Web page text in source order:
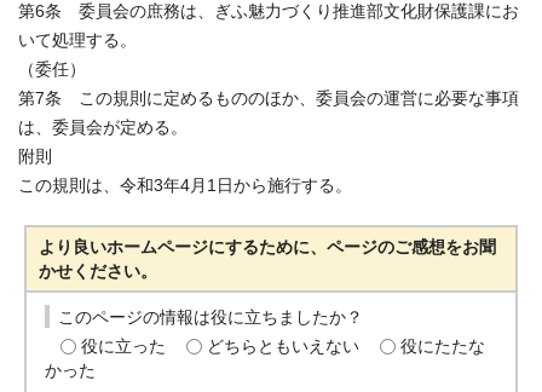
第6条 委員会の庶務は、ぎふ魅力づくり推進部文化財保護課にお
いて処理する。
（委任）
第7条 この規則に定めるもののほか、委員会の運営に必要な事項
は、委員会が定める。
附則
この規則は、令和3年4月1日から施行する。
より良いホームページにするために、ページのご感想をお聞
かせください。
このページの情報は役に立ちましたか？
役に立った
どちらともいえない
役にたたな
かった